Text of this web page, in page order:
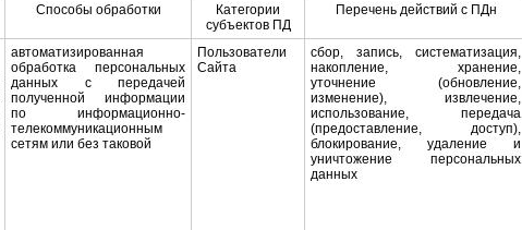
Способы обработки
Категории
субъектов ПД
Перечень действий с ПДн
автоматизированная
обработка персональных
данных с передачей
полученной информации
по информационно-
телекоммуникационным
сетям или без таковой
Пользователи
Сайта
сбор, запись, систематизация,
накопление, хранение,
уточнение (обновление,
изменение), извлечение,
использование, передача
(предоставление, доступ),
блокирование, удаление и
уничтожение персональных
данных